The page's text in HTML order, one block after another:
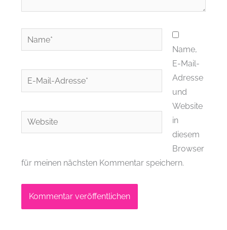
Name*
E-
Mail-
Website
Name,
E-Mail-
Adresse
und
Website
in
diesem
Browser
für meinen nächsten Kommentar speichern.